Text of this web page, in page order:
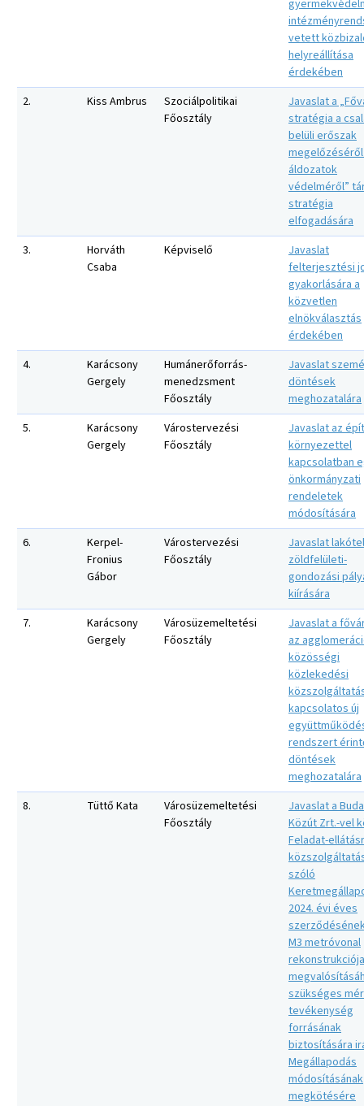
vetett
helyreállítása
érdekében
2.
Kiss Ambrus
Szociálpolitikai
Főosztály
Javaslat a
stratégia a
belüli erőszak
áldozatok
védelméről”
stratégia
elfogadására
3.
Horváth
Csaba
Képviselő
Javaslat
felterjesztési
gyakorlására a
közvetlen
elnökválasztás
érdekében
4.
Karácsony
Gergely
Humánerőforrás-
menedzsment
Főosztály
Javaslat
döntések
meghozatalára
5.
Karácsony
Gergely
Várostervezési
Főosztály
Javaslat az
környezettel
kapcsolatban
önkormányzati
rendeletek
módosítására
6.
Kerpel-
Fronius
Gábor
Várostervezési
Főosztály
Javaslat
zöldfelületi-
gondozási
kiírására
7.
Karácsony
Gergely
Városüzemeltetési
Főosztály
Javaslat a
az
közösségi
közlekedési
kapcsolatos új
rendszert
döntések
meghozatalára
8.
Tüttő Kata
Városüzemeltetési
Főosztály
Javaslat a
Közút Zrt.-vel
Feladat-
szóló
2024. évi éves
M3 metróvonal
rekonstrukciója
szükséges
tevékenység
forrásának
biztosítására
Megállapodás
módosításának
megkötésére